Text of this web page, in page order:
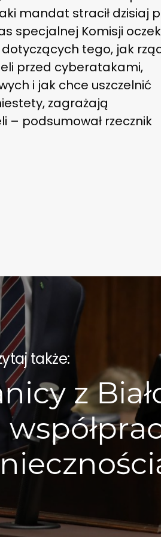
mandat stracił dzisiaj
specjalnej Komisji
tego, jak
przed cyberatakami,
i jak chce uszczelnić
zagrażają
– podsumował rzecznik
także:
z